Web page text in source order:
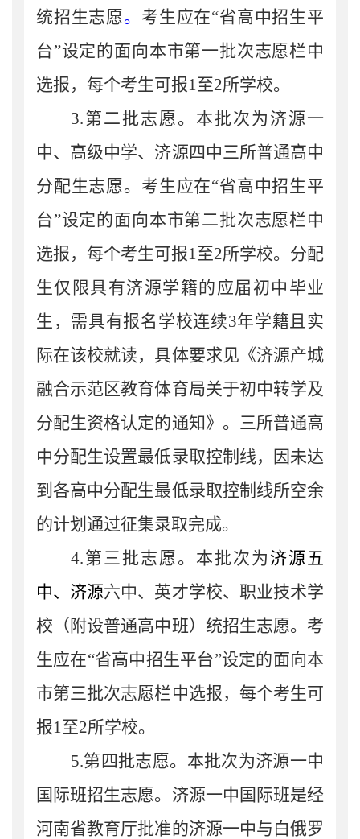
统招生志愿。 考生应在“省高中招生平
台”设定的面向本市第一批次志愿栏中
选报，每个考生可报1至2所学校。
3.第二批志愿。本批次为 济源一
中、 高级中学、 济源四中三所普通高中
分配生志愿。考生应在“省高中招生平
台”设定的面向本市第二批次志愿栏中
选报，每个考生可报1至2所学校。 分配
生仅限具有济源学籍的应届初中毕业
生 ， 需具有报名学校连续3年学籍且实
际在该校就读，具体要求见《济源产城
融合示范区教育体育局关于初中转学及
分配生资格认定的通知》。三所普通高
中分配生设置最低录取控制线，因未达
到各高中分配生最低录取控制线所空余
的计划通过征集录取完成。
4.第三批志愿。 本批次为 济源五
中、济源六中、英才学校、职业技术学
校（附设普通高中班）统招生志愿。考
生应在“省高中招生平台”设定的面向本
市第三批次志愿栏中选报， 每个考生可
报1至2所学校。
5.第四批志愿。 本批次为济源一中
国际班招生志愿。 济源一中 国际班是经
河南省教育厅批准的济源一中与 白俄罗